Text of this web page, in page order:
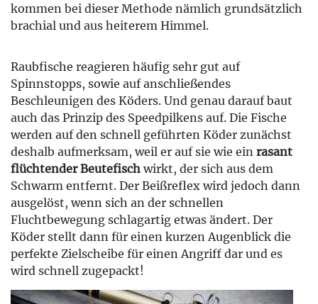
kommen bei dieser Methode nämlich grundsätzlich
brachial und aus heiterem Himmel.
Raubfische reagieren häufig sehr gut auf
Spinnstopps, sowie auf anschließendes
Beschleunigen des Köders. Und genau darauf baut
auch das Prinzip des Speedpilkens auf. Die Fische
werden auf den schnell geführten Köder zunächst
deshalb aufmerksam, weil er auf sie wie ein rasant
flüchtender Beutefisch wirkt, der sich aus dem
Schwarm entfernt. Der Beißreflex wird jedoch dann
ausgelöst, wenn sich an der schnellen
Fluchtbewegung schlagartig etwas ändert. Der
Köder stellt dann für einen kurzen Augenblick die
perfekte Zielscheibe für einen Angriff dar und es
wird schnell zugepackt!